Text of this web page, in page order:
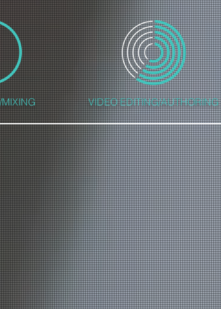
VIDEO EDITING/AUTHORING
コーディングや
ィング、
ミックス、
ます
開始しました
ライブなどの映像収録や
映像編集の他、業務用ソフト
[シナリスト]によるDVDおよび
Blu-rayオーサリングが可能
もちろんプレス用フォーマットです
またライブ配信も行っております
2020年より4K UHD Blu-rayオーサリングも
開始しました